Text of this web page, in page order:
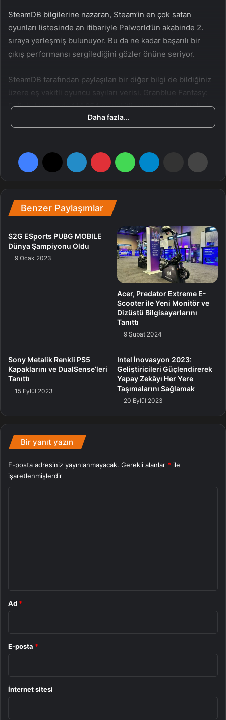
SteamDB bilgilerine nazaran, Steam’in en çok satan
oyunları listesinde an itibariyle Palworld’ün akabinde 2.
sıraya yerleşmiş bulunuyor. Bu da ne kadar başarılı bir
çıkış performansı sergilediğini gözler önüne seriyor.
SteamDB tarafından paylaşılan bir diğer bilgi de bildiğiniz
üzere eş vakitli oyuncu sayıları verisi. Granblue Fantasy:
Relink, burada da 114.054 eş vakitli oyuncuya ulaşarak
değerli bir muvaffakiyete imza atmış durumda.
bu performansı misal öteki oyunlardan da görürüz. JRYO
sevenler için hoş bir yıl olacak üzere, ne dersiniz?
Daha fazla...
Benzer Paylaşımlar
S2G ESports PUBG MOBILE
Dünya Şampiyonu Oldu
9 Ocak 2023
Acer, Predator Extreme E-
Scooter ile Yeni Monitör ve
Dizüstü Bilgisayarlarını
Tanıttı
9 Şubat 2024
Sony Metalik Renkli PS5
Kapaklarını ve DualSense’leri
Tanıttı
15 Eylül 2023
Intel İnovasyon 2023:
Geliştiricileri Güçlendirerek
Yapay Zekâyı Her Yere
Taşımalarını Sağlamak
20 Eylül 2023
Bir yanıt yazın
E-posta adresiniz yayınlanmayacak. Gerekli alanlar * ile
işaretlenmişlerdir
Ad *
E-posta *
İnternet sitesi